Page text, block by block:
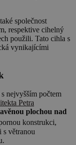
společnost
respektive cihelný
použili. Tato cihla s
vynikajícími
s nejvyšším počtem
Petra
plochou nad
konstrukci,
větranou